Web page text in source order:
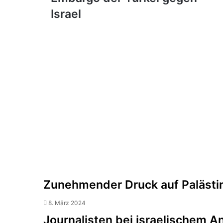
Türkei
Israel
Zunehmender Druck auf
8. März 2024
Journalisten bei israelischem